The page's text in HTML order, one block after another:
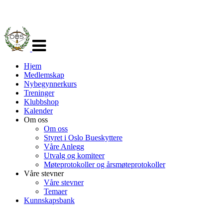
navigasjon
Hjem
Medlemskap
Nybegynnerkurs
Treninger
Klubbshop
Kalender
Om oss
Om oss
Styret i Oslo Bueskyttere
Våre Anlegg
Utvalg og komiteer
Møteprotokoller og årsmøteprotokoller
Våre stevner
Våre stevner
Temaer
Kunnskapsbank